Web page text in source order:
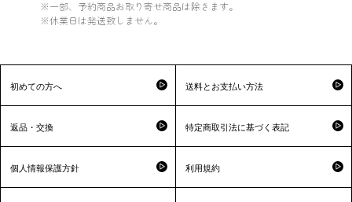
※一部、予約商品お取り寄せ商品は除きます。
※休業日は発送致しません。
初めての方へ 送料とお支払い方法
返品・交換 特定商取引法に基づく表記
個人情報保護方針 利用規約